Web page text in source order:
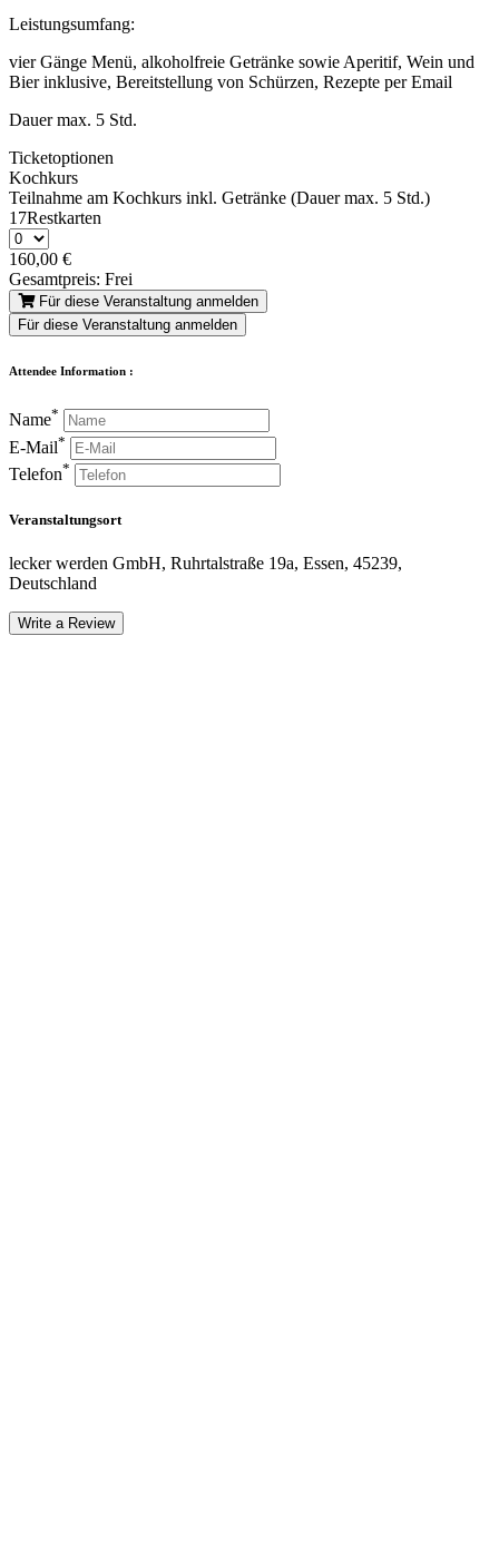
Leistungsumfang:
vier Gänge Menü, alkoholfreie Getränke sowie Aperitif, Wein und
Bier inklusive, Bereitstellung von Schürzen, Rezepte per Email
Dauer max. 5 Std.
Ticketoptionen
Kochkurs
Teilnahme am Kochkurs inkl. Getränke (Dauer max. 5 Std.)
17Restkarten
160,00 €
Gesamtpreis: Frei
Für diese Veranstaltung anmelden
Für diese Veranstaltung anmelden
Attendee Information :
Name*
E-Mail*
Telefon*
Veranstaltungsort
lecker werden GmbH, Ruhrtalstraße 19a, Essen, 45239,
Deutschland
Write a Review